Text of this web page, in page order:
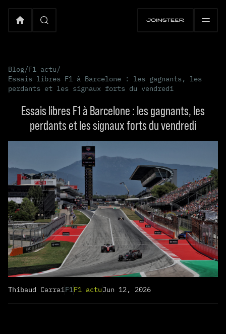
Blog/F1 actu/
Essais libres F1 à Barcelone : les gagnants, les
perdants et les signaux forts du vendredi
Essais libres F1 à Barcelone : les gagnants, les
perdants et les signaux forts du vendredi
Thibaud CarraiF1F1 actuJun 12, 2026